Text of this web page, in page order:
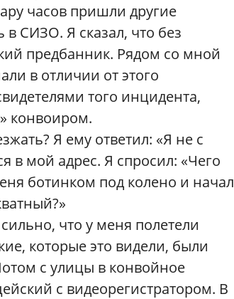
часов пришли другие
в СИЗО. Я сказал, что без
предбанник. Рядом со мной
в отличии от этого
того инцидента,
конвоиром.
Я ему ответил: «Я не с
в мой адрес. Я спросил: «Чего
ботинком под колено и начал
что у меня полетели
которые это видели, были
с улицы в конвойное
с видеорегистратором. В